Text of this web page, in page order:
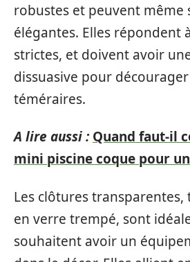
robustes et peuvent même
élégantes. Elles répondent
strictes, et doivent avoir
dissuasive pour
téméraires.
A lire aussi : Quand faut-il
mini piscine coque pour
Les clôtures transparentes,
en verre trempé, sont
souhaitent avoir un